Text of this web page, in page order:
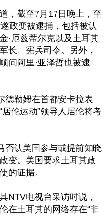
，截至7月17日晚上，至
政变被逮捕，包括被认
·厄兹蒂尔克以及土耳其
长、宪兵司令。另外，
问阿里·亚泽哲也被逮
德勒姆在首都安卡拉表
伦运动”领导人居伦将考
否认美国参与或提前知晓
变。美国要求土耳其政
的证据。
NTV电视台采访时说，
在土耳其的网络存在“非